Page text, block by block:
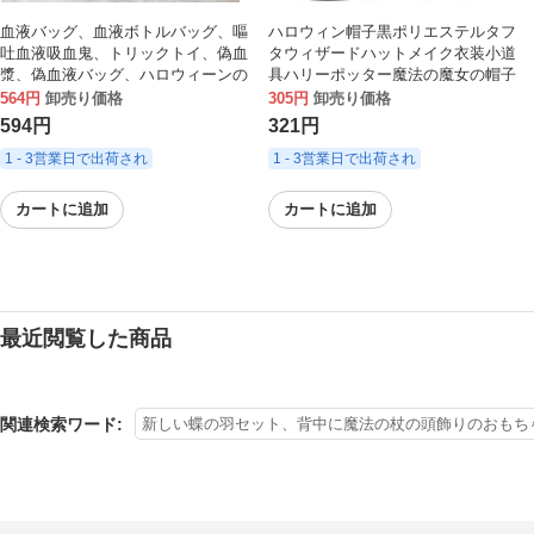
血液バッグ、血液ボトルバッグ、嘔
吐血液吸血鬼、トリックトイ、偽血
漿、偽血液バッグ、ハロウィーンの
映画やテレビの小道具の卸売
564円 卸売り価格
594円
1 - 3営業日で出荷され
カートに追加
ハロウィン帽子黒ポリエステルタフ
タウィザードハットメイク衣装小道
具ハリーポッター魔法の魔女の帽子
305円 卸売り価格
321円
1 - 3営業日で出荷され
カートに追加
最近閲覧した商品
関連検索ワード: 新しい蝶の羽セット、背中に魔法の杖の頭飾りのおも